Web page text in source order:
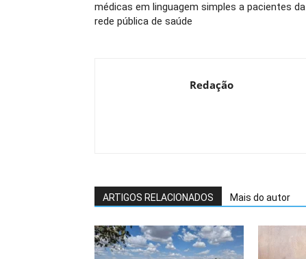
médicas em linguagem simples a pacientes da
rede pública de saúde
Redação
ARTIGOS RELACIONADOS Mais do autor